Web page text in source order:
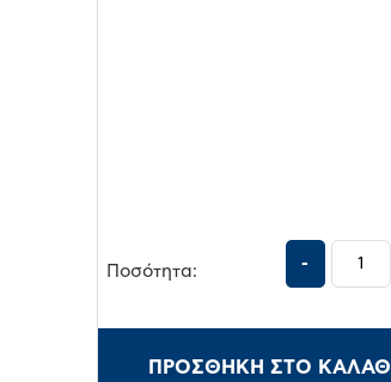
Ποσότητα:
ΠΡΟΣΘΉΚΗ ΣΤΟ ΚΑΛΆΘΙ